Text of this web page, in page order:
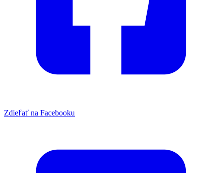
Zdieľať na Facebooku